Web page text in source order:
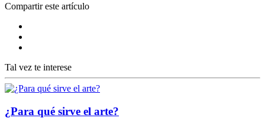
Compartir este artículo
Tal vez te interese
¿Para qué sirve el arte?